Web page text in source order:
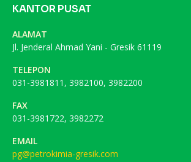
KANTOR PUSAT
ALAMAT
Jl. Jenderal Ahmad Yani - Gresik 61119
TELEPON
031-3981811, 3982100, 3982200
FAX
031-3981722, 3982272
EMAIL
pg@petrokimia-gresik.com